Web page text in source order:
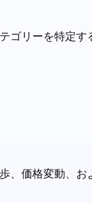
ゴリーを特定す
、価格変動、お